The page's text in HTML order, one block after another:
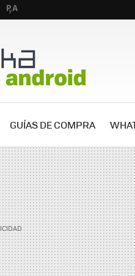
GUÍAS DE COMPRA